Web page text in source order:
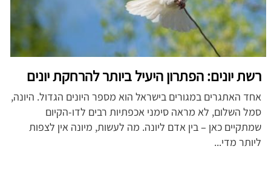
רשת יונים: הפתרון היעיל ביותר להרחקת יונים
אחד האתגרים במגורים בישראל הוא מספר היונים הגדול. היונה,
סמל השלום, לא מראה סימני אכפתיות רבים לדו-הקיום
שמתקיים כאן – בין אדם ליונה. מה לעשות, מיונה אין לצפות
ליותר מדי...